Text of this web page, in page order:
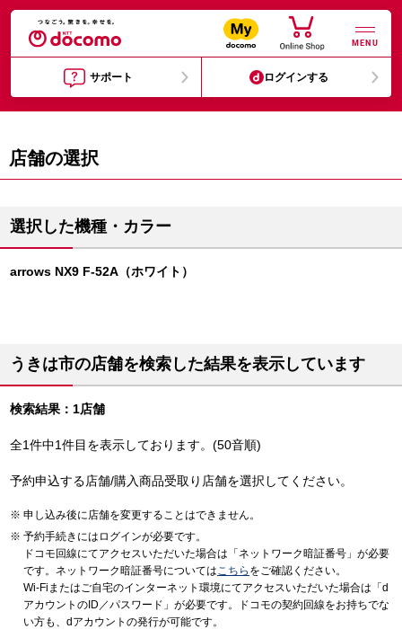
MENU
サポート ログインする
店舗の選択
選択した機種・カラー
arrows NX9 F-52A（ホワイト）
うきは市の店舗を検索した結果を表示しています
検索結果：1店舗
全1件中1件目を表示しております。(50音順)
予約申込する店舗/購入商品受取り店舗を選択してください。
申し込み後に店舗を変更することはできません。
予約手続きにはログインが必要です。
ドコモ回線にてアクセスいただいた場合は「ネットワーク暗証番号」が必要
です。ネットワーク暗証番号についてはこちら をご確認ください。
Wi-Fiまたはご自宅のインターネット環境にてアクセスいただいた場合は「d
アカウントのID／パスワード」が必要です。ドコモの契約回線をお持ちでな
い方も、dアカウントの発行が可能です。